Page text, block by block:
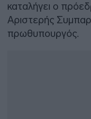
καταλήγει ο
Αριστερής
πρωθυπουργός.